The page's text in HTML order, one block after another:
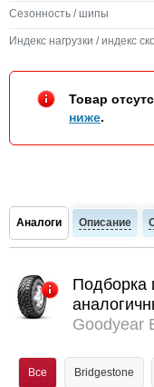
Сезонность / шипы
Индекс нагрузки / индекс
Товар
ниже.
Аналоги Описание
Подборка
Goodyear
Все Bridgestone